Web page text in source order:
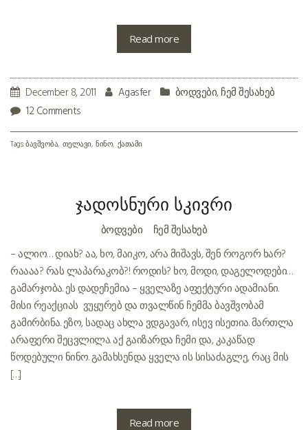
Read more
December 8, 2011 Agasfer ბოდვები,ჩემ შესახებ
12 Comments
Tags:ბავშვობა თელავი ნინო ქათამი
ჯადოსნური სკივრი
ᲑᲝᲓᲕᲔᲑᲘ ᲩᲔᲛ ᲨᲔᲡᲐᲮᲔᲑ
– ალიო… დიახ? აა, ხო, მაიკო, არა მიშავს, შენ როგორ ხარ?
რაააა? რას ლაპარაკობ?! როდის? ხო, მოდი, დაგელოდები…
გამარჯობა. ეს დადეჩემია – ყველაზე აფექტური ადამიანი.
მისი რეაქციას ვუყურებ და თვალწინ ჩემმა ბავშვობამ
გამირბინა. ეზო, სადაც ახლა ვდგავარ, ისევ ისეთია. მართლა
არაფერი შეცვლილა. აქ გაიზარდა ჩემი და, კაკაწად
წოდებული ნინო. გამახსენდა ყველა ის სისაძაგლე, რაც მის
[…]
Read more